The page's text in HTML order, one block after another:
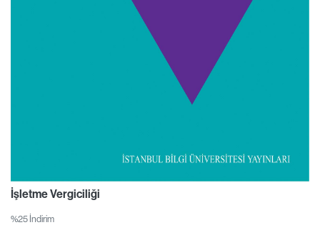
İşletme Vergiciliği
%25 İndirim